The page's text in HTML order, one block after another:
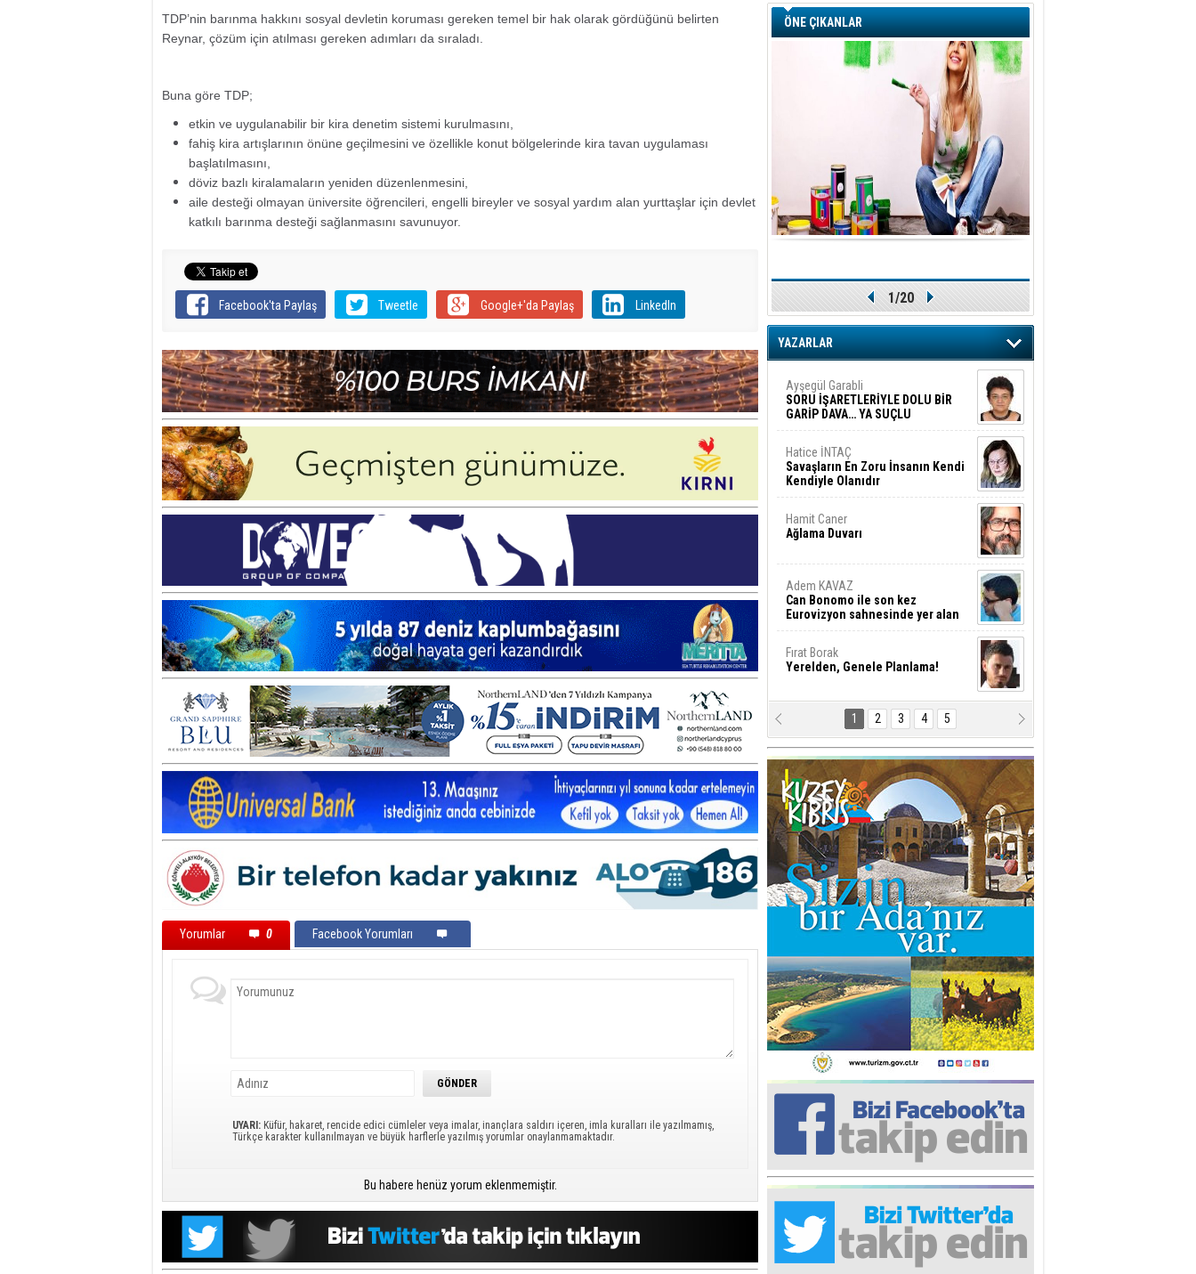
TDP’nin barınma hakkını sosyal devletin koruması gereken temel bir hak olarak gördüğünü belirten
Reynar, çözüm için atılması gereken adımları da sıraladı.
Buna göre TDP;
etkin ve uygulanabilir bir kira denetim sistemi kurulmasını,
fahiş kira artışlarının önüne geçilmesini ve özellikle konut bölgelerinde kira tavan uygulaması
başlatılmasını,
döviz bazlı kiralamaların yeniden düzenlenmesini,
aile desteği olmayan üniversite öğrencileri, engelli bireyler ve sosyal yardım alan yurttaşlar için devlet
katkılı barınma desteği sağlanmasını savunuyor.
Facebook'ta Paylaş Tweetle Google+'da Paylaş LinkedIn
Yorumlar 0 Facebook Yorumları
UYARI: Küfür, hakaret, rencide edici cümleler veya imalar, inançlara saldırı içeren, imla kuralları ile yazılmamış,
Türkçe karakter kullanılmayan ve büyük harflerle yazılmış yorumlar onaylanmamaktadır.
Bu habere henüz yorum eklenmemiştir.
ÖNE ÇIKANLAR
1/20
YAZARLAR
Ayşegül Garabli
SORU İŞARETLERİYLE DOLU BİR
GARİP DAVA… YA SUÇLU
DEĞİLSE???
Hatice İNTAÇ
Savaşların En Zoru İnsanın Kendi
Kendiyle Olanıdır
Hamit Caner
Ağlama Duvarı
Adem KAVAZ
Can Bonomo ile son kez
Eurovizyon sahnesinde yer alan
Türkiye 10 yıl aradan sonra
Fırat Borak
Yerelden, Genele Planlama!
Erkut YILMABAŞAR
Bayrak tartışmaları ve ihalesiz
işler!
Arif Alasya
2015 SONRASI VE AKINCI.
Fatma Baysal
SURLAR İÇİ’NDE KOLAYDIR ÖLMEK
Ediz TUNCEL
Göz göre göre…
Taner ULUTAŞ
İnşallah St. Lois ile Hakkaido
Adası gibi olmayız !...
Ali KİŞMİR
FIRSAT VE KORKU
Turgut ÇALICI
İki Lakırdı da benden!
Yrd. Doç. Ercan HOŞKARA
Yatırım Yapmazsan Var Olamazsın:
Hedefteki Kurum Kıb-Tek
Rana Sarro
Başıma gelen skandal olayı
1 2 3 4 5